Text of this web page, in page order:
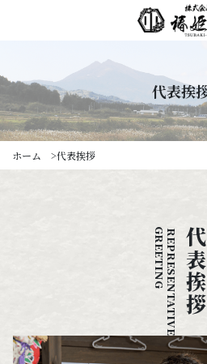
椿姫苑
代表挨
ホーム 代表挨拶
代表挨拶
REPRESENTATIVE
GREETING